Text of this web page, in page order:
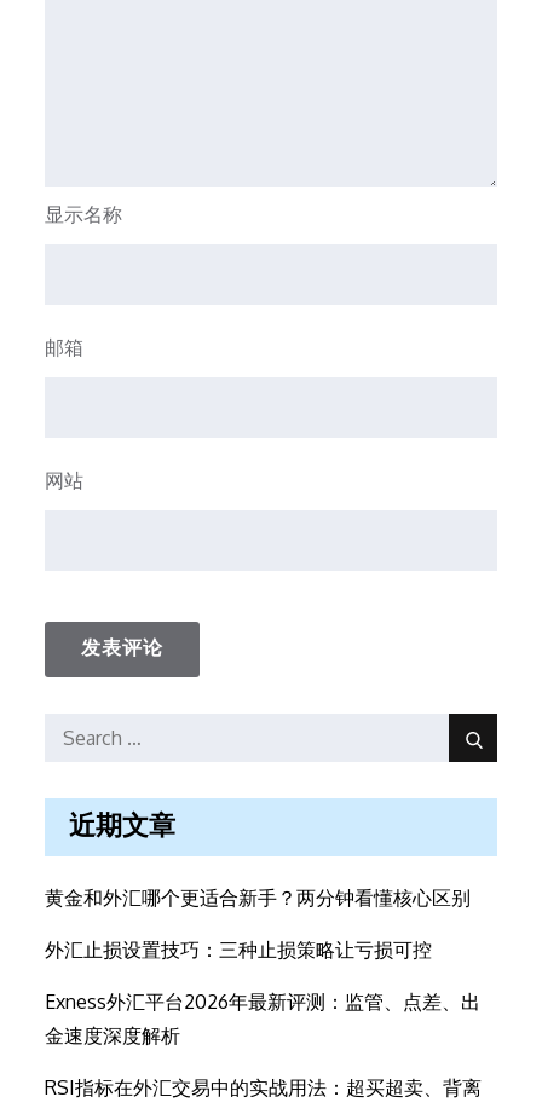
显示名称
邮箱
网站
Search
Search
近期文章
黄金和外汇哪个更适合新手？两分钟看懂核心区别
外汇止损设置技巧：三种止损策略让亏损可控
Exness外汇平台2026年最新评测：监管、点差、出
金速度深度解析
RSI指标在外汇交易中的实战用法：超买超卖、背离